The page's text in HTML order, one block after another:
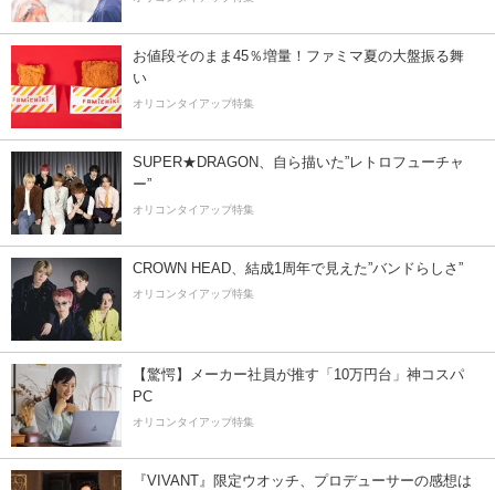
お値段そのまま45％増量！ファミマ夏の大盤振る舞
い
オリコンタイアップ特集
SUPER★DRAGON、自ら描いた”レトロフューチャ
ー”
オリコンタイアップ特集
CROWN HEAD、結成1周年で見えた”バンドらしさ”
オリコンタイアップ特集
【驚愕】メーカー社員が推す「10万円台」神コスパ
PC
オリコンタイアップ特集
『VIVANT』限定ウオッチ、プロデューサーの感想は